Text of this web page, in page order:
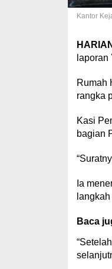
Kantor
Rumah
rangka
Kasi
bagian
Ia
Baca